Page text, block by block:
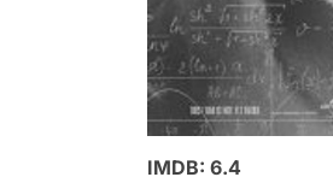
IMDB: 6.4